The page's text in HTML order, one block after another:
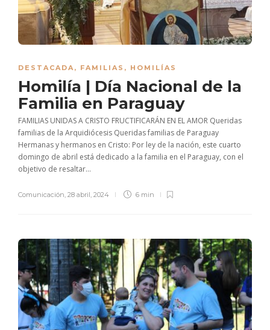
DESTACADA, FAMILIAS , HOMILÍAS
Homilía | Día Nacional de la
Familia en Paraguay
FAMILIAS UNIDAS A CRISTO FRUCTIFICARÁN EN EL AMOR Queridas
familias de la Arquidiócesis Queridas familias de Paraguay
Hermanas y hermanos en Cristo: Por ley de la nación, este cuarto
domingo de abril está dedicado a la familia en el Paraguay, con el
objetivo de resaltar...
Comunicación, 28 abril, 2024 6 min